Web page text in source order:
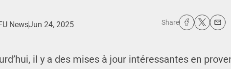
NewsJun 24, 2025 Share
il y a des mises à jour intéressantes en